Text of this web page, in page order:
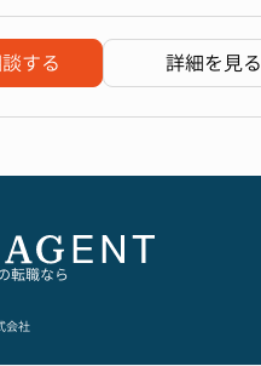
する 詳細を見る
転職なら
会社